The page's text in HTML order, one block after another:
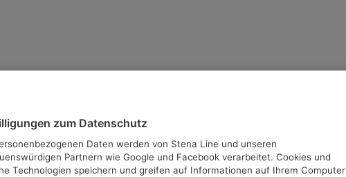
zum Datenschutz
Daten werden von Stena Line und unseren
Partnern wie Google und Facebook verarbeitet. Cookies und
Technologien speichern und greifen auf Informationen auf Ihrem Computer